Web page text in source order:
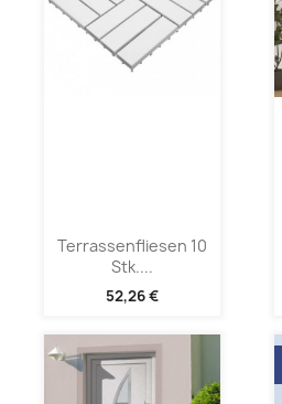
Terrassenfliesen 10
Stk....
52,26 €